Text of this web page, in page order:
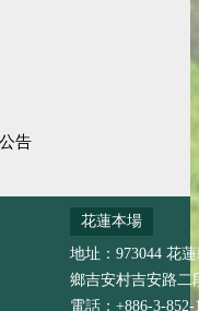
告
花蓮本場
地址：973044 花
鄉吉安村吉安路二
電話：+886-3-852-